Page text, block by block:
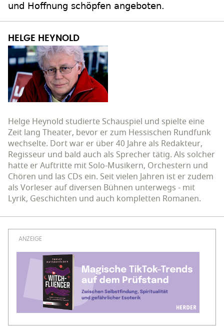
und Hoffnung schöpfen angeboten.
HELGE HEYNOLD
Helge Heynold studierte Schauspiel und spielte eine
Zeit lang Theater, bevor er zum Hessischen Rundfunk
wechselte. Dort war er über 40 Jahre als Redakteur,
Regisseur und bald auch als Sprecher tätig. Als solcher
hatte er Auftritte mit Solo-Musikern, Orchestern und
Chören und las CDs ein. Seit vielen Jahren ist er zudem
als Vorleser auf diversen Bühnen unterwegs - mit
Lyrik, Geschichten und auch kompletten Romanen.